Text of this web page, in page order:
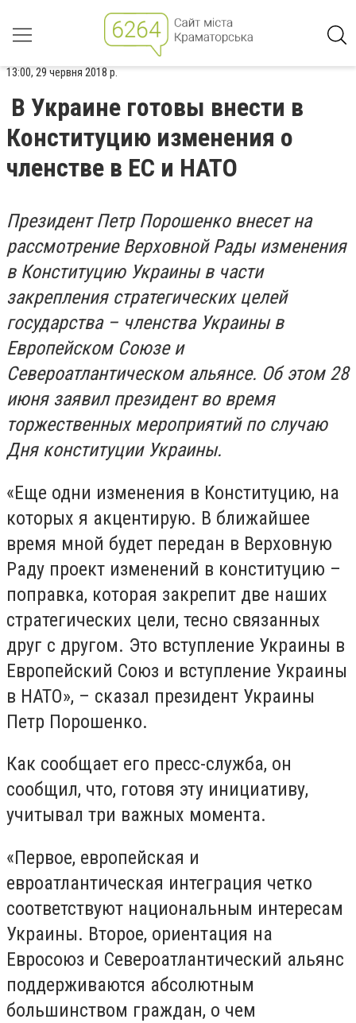
13:00, 29 червня 2018 р.
В Украине готовы внести в
Конституцию изменения о
членстве в ЕС и НАТО
Президент Петр Порошенко внесет на
рассмотрение Верховной Рады изменения
в Конституцию Украины в части
закрепления стратегических целей
государства – членства Украины в
Европейском Союзе и
Североатлантическом альянсе. Об этом 28
июня заявил президент во время
торжественных мероприятий по случаю
Дня конституции Украины.
«Еще одни изменения в Конституцию, на
которых я акцентирую. В ближайшее
время мной будет передан в Верховную
Раду проект изменений в конституцию –
поправка, которая закрепит две наших
стратегических цели, тесно связанных
друг с другом. Это вступление Украины в
Европейский Союз и вступление Украины
в НАТО», – сказал президент Украины
Петр Порошенко.
Как сообщает его пресс-служба, он
сообщил, что, готовя эту инициативу,
учитывал три важных момента.
«Первое, европейская и
евроатлантическая интеграция четко
соответствуют национальным интересам
Украины. Второе, ориентация на
Евросоюз и Североатлантический альянс
поддерживаются абсолютным
большинством граждан, о чем